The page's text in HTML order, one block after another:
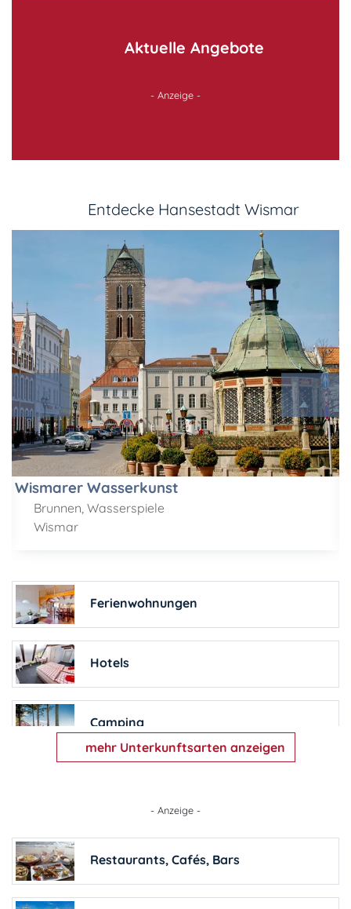
Aktuelle Angebote
- Anzeige -
Entdecke Hansestadt Wismar
Wismarer Wasserkunst
Brunnen, Wasserspiele
Wismar
Ferienwohnungen
Hotels
Camping
Ferienhäuser
Barrierefreie Unterkünfte
mehr Unterkunftsarten anzeigen
- Anzeige -
Restaurants, Cafés, Bars